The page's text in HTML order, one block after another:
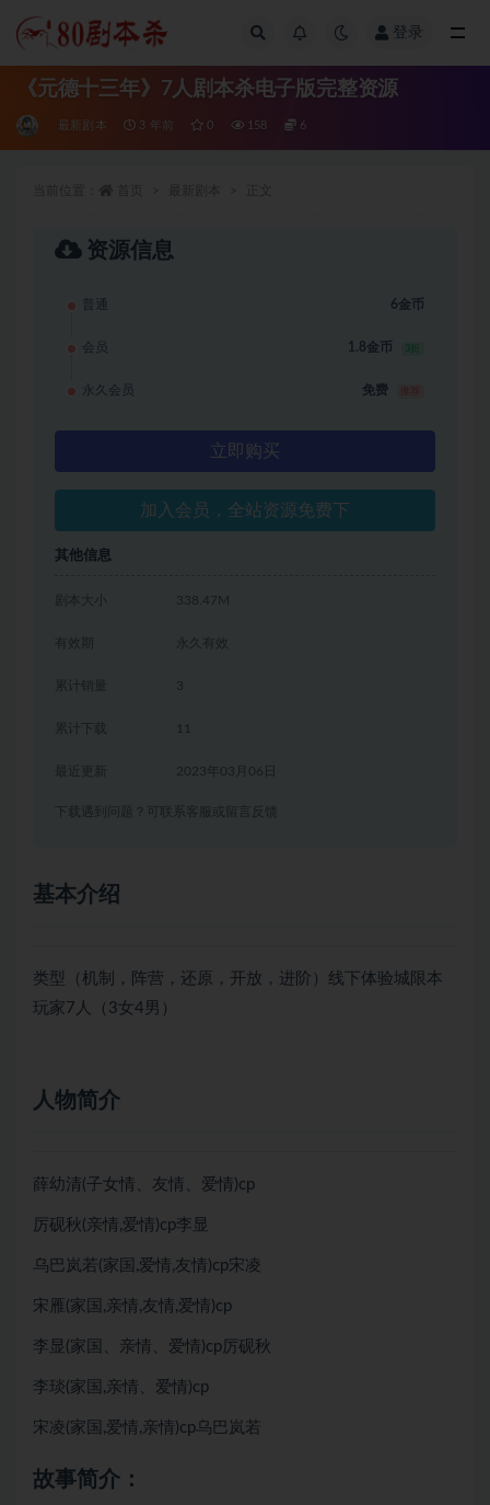
登录
《元德十三年》7人剧本杀电子版完整资源
最新剧本 3 年前 0 158 6
资源信息
普通 6金币
会员 1.8金币 3折
永久会员 免费
立即购买
加入会员，全站资源免费下
其他信息
剧本大小 338.47M
有效期 永久有效
累计销量 3
累计下载 11
2023年03月06日
下载遇到问题？可联系客服或留言反馈
基本介绍
类型（机制，阵营，还原，开放，进阶）线下体验城限本
玩家7人（3女4男）
人物简介
薛幼清(子女情、友情、爱情)cp
厉砚秋(亲情,爱情)cp李显
乌巴岚若(家国,爱情,友情)cp宋凌
宋雁(家国,亲情,友情,爱情)cp
李显(家国、亲情、爱情)cp厉砚秋
李琰(家国,亲情、爱情)cp
宋凌(家国,爱情,亲情)cp乌巴岚若
故事简介：